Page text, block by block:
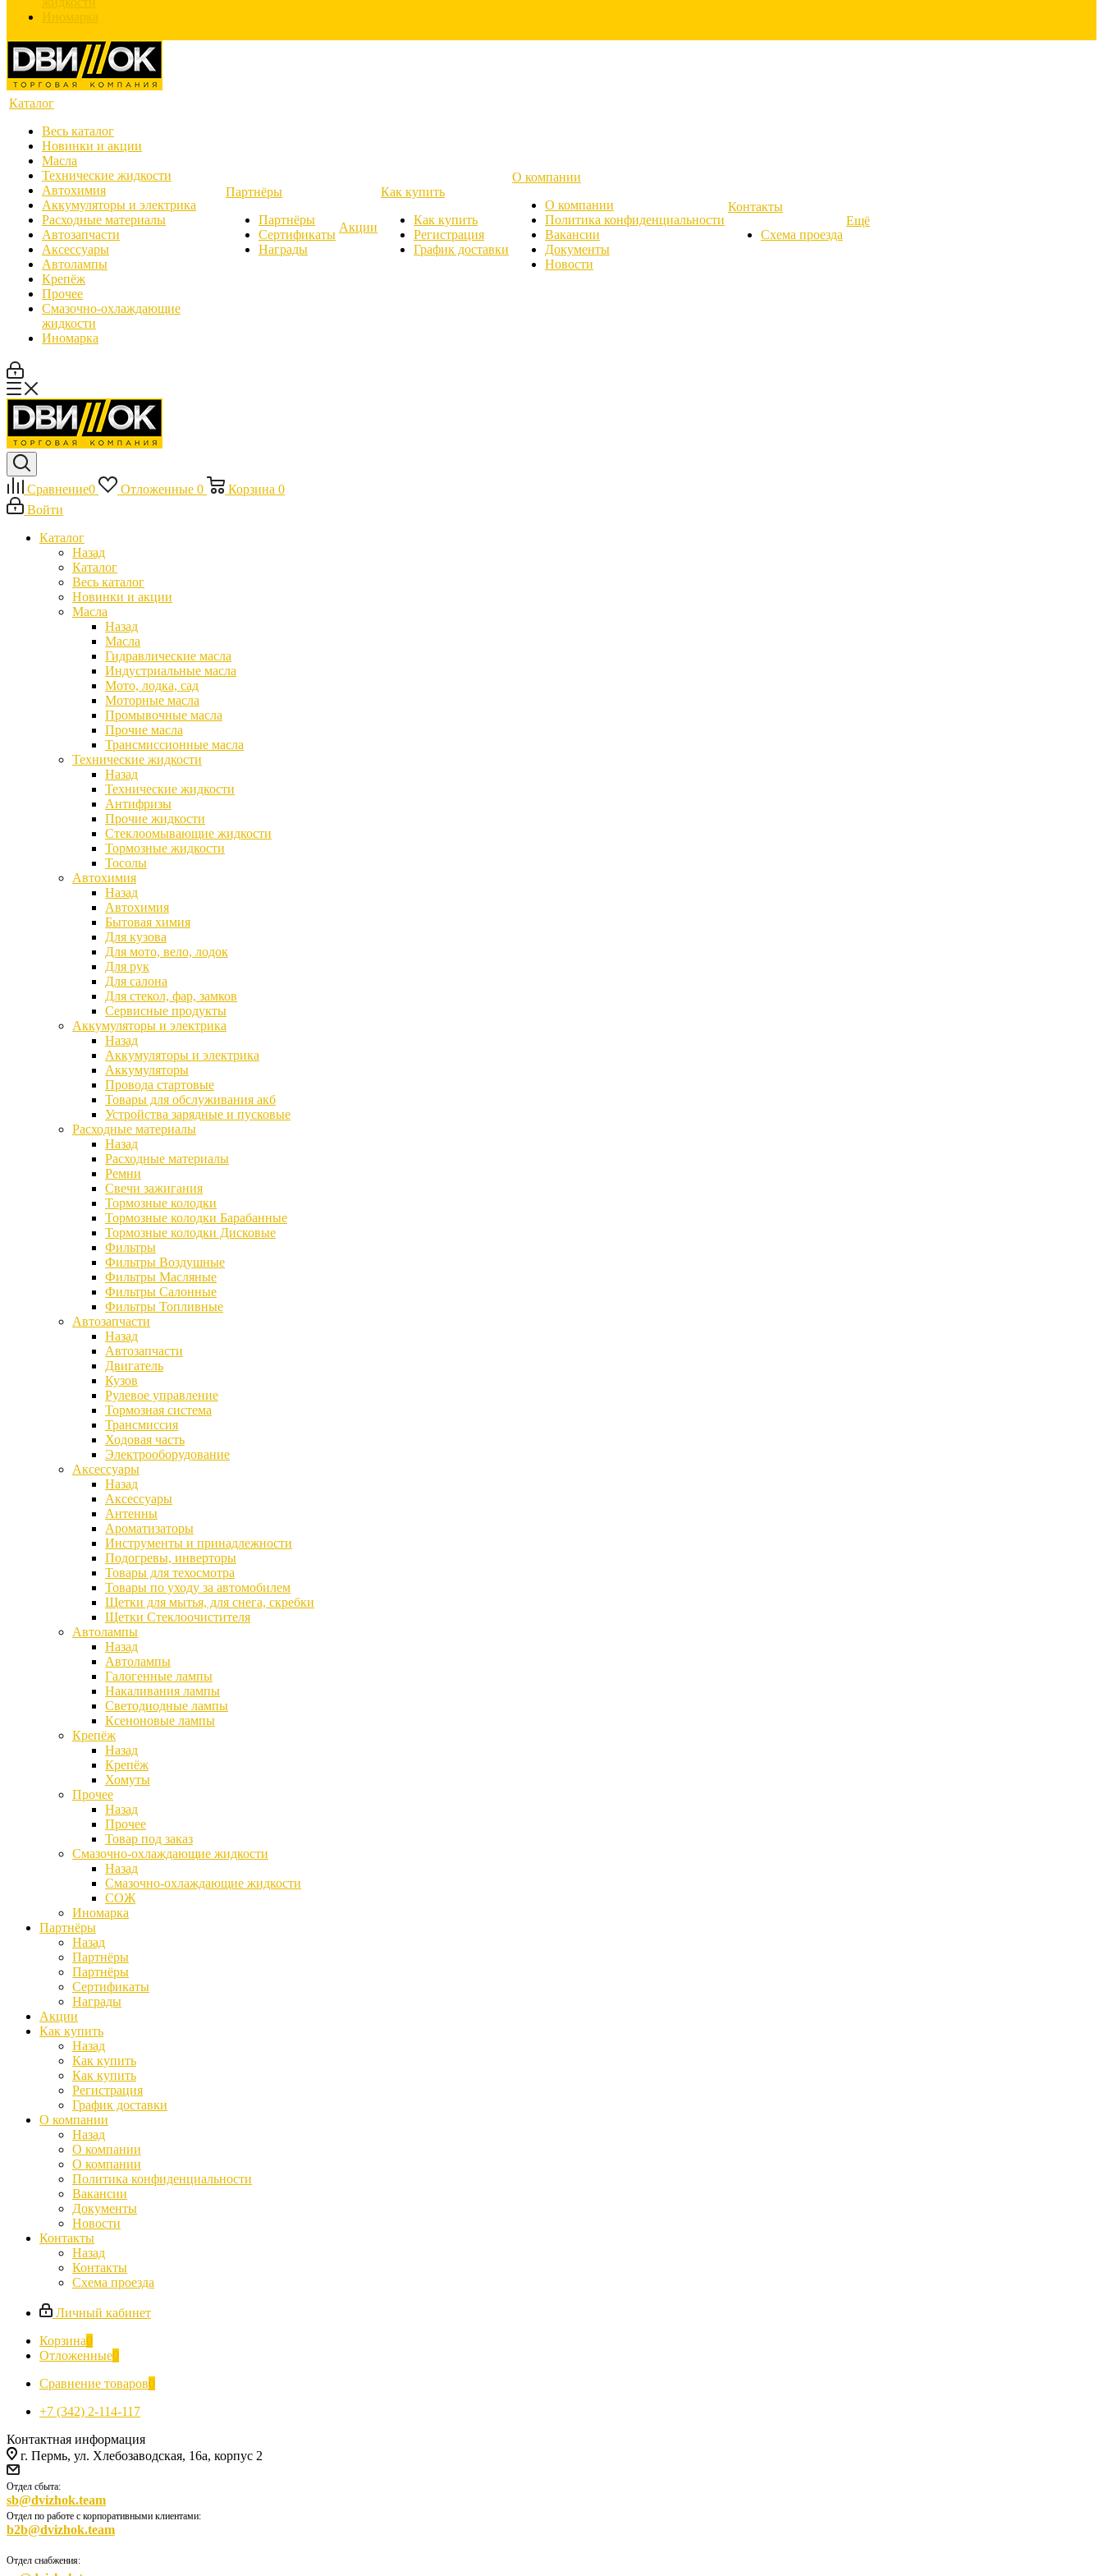
Иномарка
Каталог
Весь каталог
Новинки и акции
Масла
Технические жидкости
Автохимия
Аккумуляторы и электрика
Расходные материалы
Автозапчасти
Аксессуары
Автолампы
Крепёж
Прочее
Смазочно-охлаждающие
жидкости
Иномарка
Партнёры
Партнёры
Сертификаты
Награды
Акции
Как купить
Как купить
Регистрация
График доставки
О компании
О компании
Политика конфиденциальности
Вакансии
Документы
Новости
Контакты
Схема проезда
Ещё
Сравнение0 Отложенные 0 Корзина 0
Войти
Каталог
Назад
Каталог
Весь каталог
Новинки и акции
Масла
Назад
Масла
Гидравлические масла
Индустриальные масла
Мото, лодка, сад
Моторные масла
Промывочные масла
Прочие масла
Трансмиссионные масла
Технические жидкости
Назад
Технические жидкости
Антифризы
Прочие жидкости
Стеклоомывающие жидкости
Тормозные жидкости
Тосолы
Автохимия
Назад
Автохимия
Бытовая химия
Для кузова
Для мото, вело, лодок
Для рук
Для салона
Для стекол, фар, замков
Сервисные продукты
Аккумуляторы и электрика
Назад
Аккумуляторы и электрика
Аккумуляторы
Провода стартовые
Товары для обслуживания акб
Устройства зарядные и пусковые
Расходные материалы
Назад
Расходные материалы
Ремни
Свечи зажигания
Тормозные колодки
Тормозные колодки Барабанные
Тормозные колодки Дисковые
Фильтры
Фильтры Воздушные
Фильтры Масляные
Фильтры Салонные
Фильтры Топливные
Автозапчасти
Назад
Автозапчасти
Двигатель
Кузов
Рулевое управление
Тормозная система
Трансмиссия
Ходовая часть
Электрооборудование
Аксессуары
Назад
Аксессуары
Антенны
Ароматизаторы
Инструменты и принадлежности
Подогревы, инверторы
Товары для техосмотра
Товары по уходу за автомобилем
Щетки для мытья, для снега, скребки
Щетки Стеклоочистителя
Автолампы
Назад
Автолампы
Галогенные лампы
Накаливания лампы
Светодиодные лампы
Ксеноновые лампы
Крепёж
Назад
Крепёж
Хомуты
Прочее
Назад
Прочее
Товар под заказ
Смазочно-охлаждающие жидкости
Назад
Смазочно-охлаждающие жидкости
СОЖ
Иномарка
Партнёры
Назад
Партнёры
Партнёры
Сертификаты
Награды
Акции
Как купить
Назад
Как купить
Как купить
Регистрация
График доставки
О компании
Назад
О компании
О компании
Политика конфиденциальности
Вакансии
Документы
Новости
Контакты
Назад
Контакты
Схема проезда
Личный кабинет
Корзина0
Отложенные0
Сравнение товаров0
+7 (342) 2-114-117
Контактная информация
г. Пермь, ул. Хлебозаводская, 16а, корпус 2
Отдел сбыта:
sb@dvizhok.team
Отдел по работе с корпоративными клиентами:
b2b@dvizhok.team
Отдел снабжения: